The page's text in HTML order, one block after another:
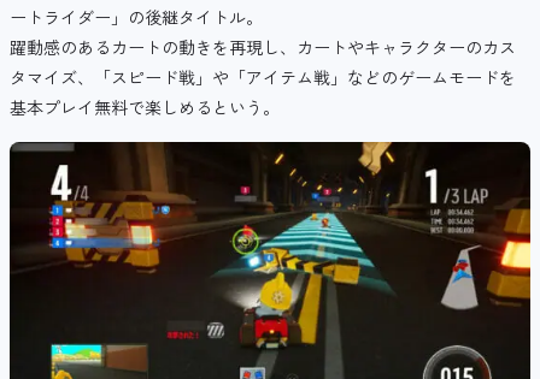
ートライダー」の後継タイトル。
躍動感のあるカートの動きを再現し、カートやキャラクターのカス
タマイズ、「スピード戦」や「アイテム戦」などのゲームモードを
基本プレイ無料で楽しめるという。